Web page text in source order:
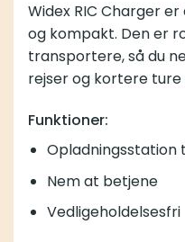
Widex RIC Charger
og kompakt. Den er
transportere, så du
rejser og kortere ture
Funktioner:
Opladningsstation
Nem at betjene
Vedligeholdelsesfri